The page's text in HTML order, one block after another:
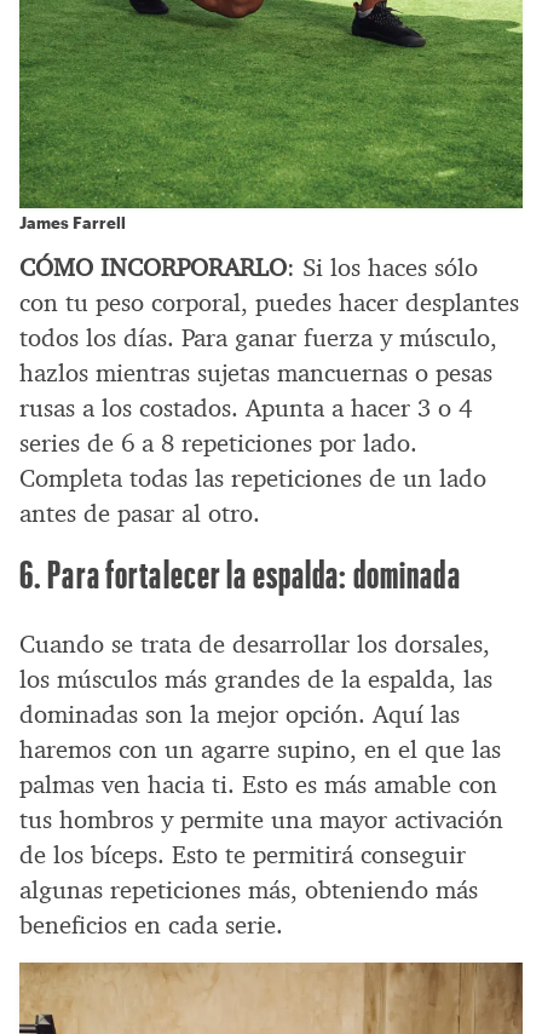
James Farrell
CÓMO INCORPORARLO: Si los haces sólo
con tu peso corporal, puedes hacer desplantes
todos los días. Para ganar fuerza y músculo,
hazlos mientras sujetas mancuernas o pesas
rusas a los costados. Apunta a hacer 3 o 4
series de 6 a 8 repeticiones por lado.
Completa todas las repeticiones de un lado
antes de pasar al otro.
6. Para fortalecer la espalda: dominada
Cuando se trata de desarrollar los dorsales,
los músculos más grandes de la espalda, las
dominadas son la mejor opción. Aquí las
haremos con un agarre supino, en el que las
palmas ven hacia ti. Esto es más amable con
tus hombros y permite una mayor activación
de los bíceps. Esto te permitirá conseguir
algunas repeticiones más, obteniendo más
beneficios en cada serie.